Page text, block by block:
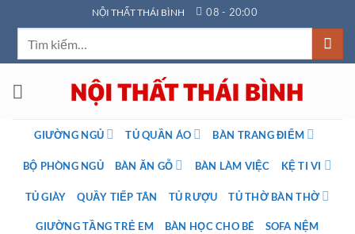
qua
dung
NỘI THẤT THÁI BÌNH 08 - 20:00
GIƯỜNG NGỦ TỦ QUẦN ÁO BÀN TRANG ĐIỂM
BỘ PHÒNG NGỦ BÀN ĂN GỖ BÀN LÀM VIỆC KỆ TI VI
TỦ GIÀY QUẦY TIẾP TÂN TỦ RƯỢU TỦ THỜ BÀN THỜ
GIƯỜNG TẦNG TRẺ EM BÀN HỌC CHO BÉ SOFA NỆM